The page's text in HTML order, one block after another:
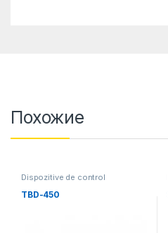
Похожие
Dispozitive de control
TBD-450